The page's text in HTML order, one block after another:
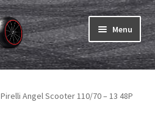
Menu
Udfold
Udfold
Pirelli Angel Scooter 110/70 – 13 48P